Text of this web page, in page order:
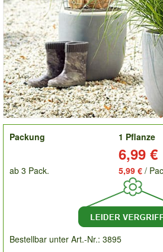
order
Packung
1 Pflanze
6,99 €
ab 3 Pack. 5,99 € /
Bestellbar unter Art.-Nr.: 3895